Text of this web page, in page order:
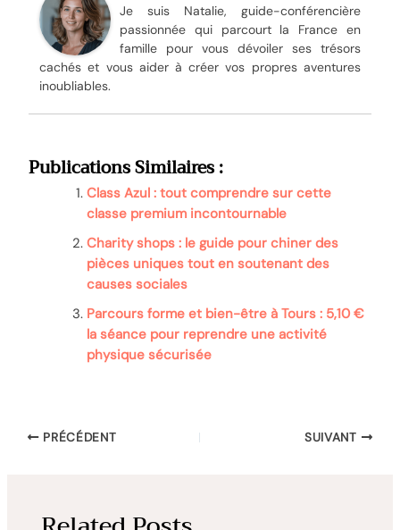
Je suis Natalie, guide-conférencière
passionnée qui parcourt la France en
famille pour vous dévoiler ses trésors
cachés et vous aider à créer vos propres aventures
inoubliables.
Publications Similaires :
Class Azul : tout comprendre sur cette
classe premium incontournable
Charity shops : le guide pour chiner des
pièces uniques tout en soutenant des
causes sociales
Parcours forme et bien-être à Tours : 5,10 €
la séance pour reprendre une activité
physique sécurisée
PRÉCÉDENT SUIVANT